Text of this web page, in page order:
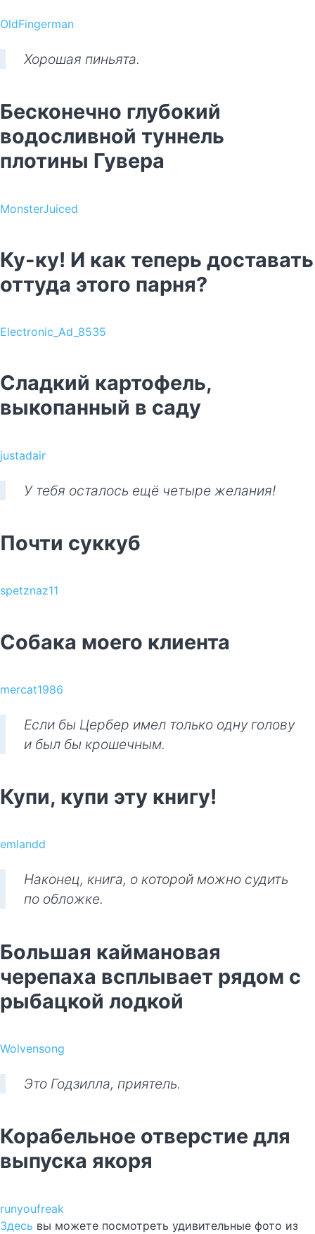
OldFingerman
Хорошая пиньята.
Бесконечно глубокий
водосливной туннель
плотины Гувера
MonsterJuiced
Ку-ку! И как теперь доставать
оттуда этого парня?
Electronic_Ad_8535
Сладкий картофель,
выкопанный в саду
justadair
У тебя осталось ещё четыре желания!
Почти суккуб
spetznaz11
Собака моего клиента
mercat1986
Если бы Цербер имел только одну голову
и был бы крошечным.
Купи, купи эту книгу!
emlandd
Наконец, книга, о которой можно судить
по обложке.
Большая каймановая
черепаха всплывает рядом с
рыбацкой лодкой
Wolvensong
Это Годзилла, приятель.
Корабельное отверстие для
выпуска якоря
runyoufreak
Здесь вы можете посмотреть удивительные фото из